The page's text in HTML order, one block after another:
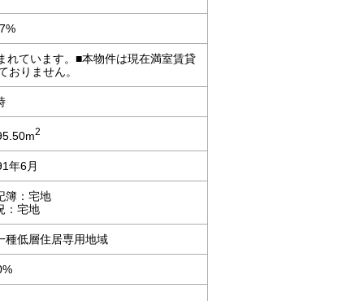
れています。■本物件は現在満室賃貸
りません。
2
年6月
簿：宅地
：宅地
種低層住居専用地域